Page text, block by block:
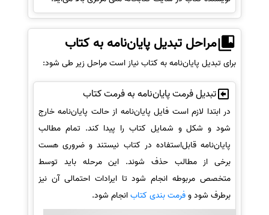
مراحل تبدیل پایان‌نامه به کتاب
برای تبدیل پایان‌نامه به کتاب نیاز است مراحل زیر طی شود:
تبدیل فرمت پایان‌نامه به فرمت کتاب
در ابتدا لازم است فایل پایان‌نامه از حالت پایان‌نامه خارج
شود و شکل و شمایل کتاب را پیدا کند. تمام مطالب
پایان‌نامه قابل‌استفاده در کتاب نیستند و ضروری هست
برخی از مطالب حذف شوند. این مرحله باید توسط
متخصص مربوطه انجام شود تا ایرادات احتمالی آن نیز
برطرف شود وفرمت بندی کتابانجام شود.